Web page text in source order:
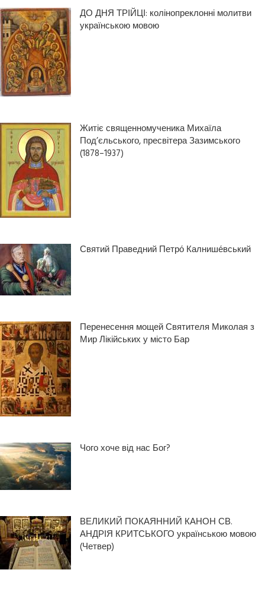
ДО ДНЯ ТРІЙЦІ: колінопреклонні молитви
українською мовою
Житіє священномученика Михаїла
Под’єльського, пресвітера Зазимського
(1878–1937)
Святий Праведний Петро́ Калнише́вський
Перенесення мощей Святителя Миколая з
Мир Лікійських у місто Бар
Чого хоче від нас Бог?
ВЕЛИКИЙ ПОКАЯННИЙ КАНОН СВ.
АНДРІЯ КРИТСЬКОГО українською мовою
(Четвер)